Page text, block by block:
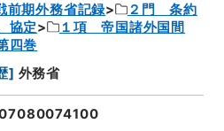
前期外務省記録
２門 条約
協定
１項 帝国諸外国間
四巻
] 外務省